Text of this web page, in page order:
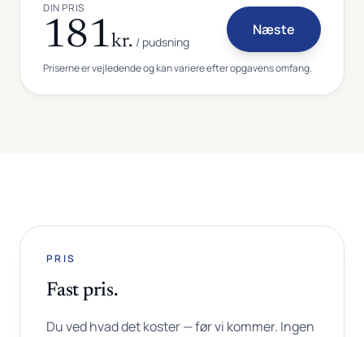
DIN PRIS
181kr. / pudsning
Næste
Priserne er vejledende og kan variere efter opgavens omfang.
PRIS
Fast pris.
Du ved hvad det koster — før vi kommer. Ingen